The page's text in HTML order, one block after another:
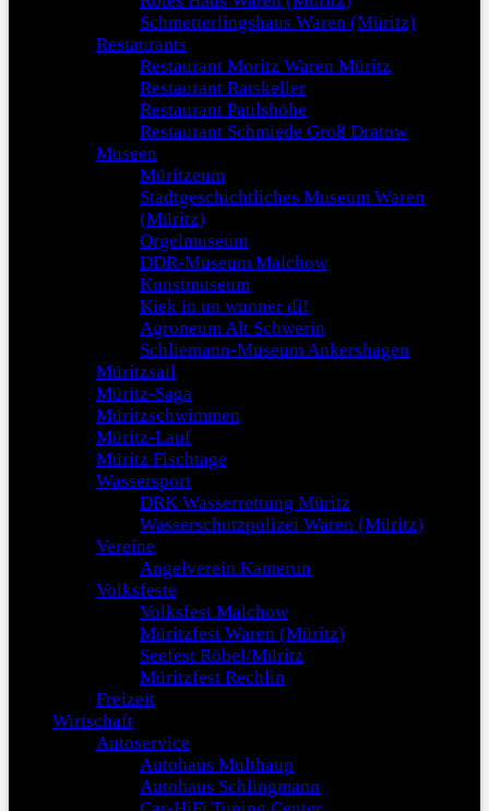
Schmetterlingshaus Waren (Müritz)
Restaurants
Restaurant Moritz Waren Müritz
Restaurant Ratskeller
Restaurant Paulshöhe
Restaurant Schmiede Groß Dratow
Museen
Müritzeum
Stadtgeschichtliches Museum Waren
(Müritz)
Orgelmuseum
DDR-Museum Malchow
Kunstmuseum
Kiek in un wunner di!
Agroneum Alt Schwerin
Schliemann-Museum Ankershagen
Müritzsail
Müritz-Saga
Müritzschwimmen
Müritz-Lauf
Müritz Fischtage
Wassersport
DRK Wasserrettung Müritz
Wasserschutzpolizei Waren (Müritz)
Vereine
Angelverein Kamerun
Volksfeste
Volksfest Malchow
Müritzfest Waren (Müritz)
Seefest Röbel/Müritz
Müritzfest Rechlin
Freizeit
Wirtschaft
Autoservice
Autohaus Multhaup
Autohaus Schlingmann